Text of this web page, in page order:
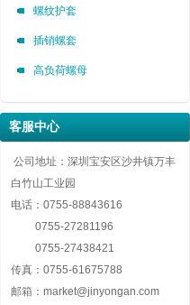
螺纹护套
插销螺套
高负荷螺母
客服中心
公司地址：深圳宝安区沙井镇万丰
白竹山工业园
电话： 0755-88843616
0755-27281196
0755-27438421
传真： 0755-61675788
邮箱： market@jinyongan.com